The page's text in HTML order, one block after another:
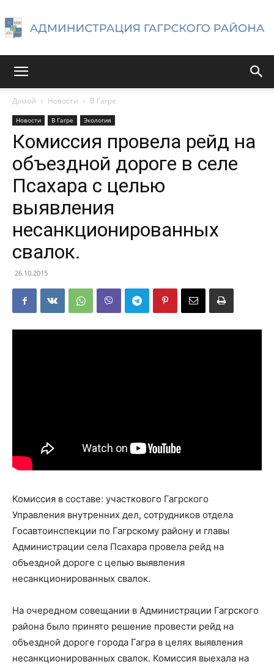
района
Домой Новости В Гагре
Новости В Гагре Экология
Комиссия провела рейд на
объездной дороге в селе
Псахара с целью
выявления
несанкционированных
свалок.
26.10.2015
Комиссия в составе: участкового Гагрского
Управления внутренних дел, сотрудников отдела
Госавтоинспекции по Гагрскому району и главы
Администрации села Псахара провела рейд на
объездной дороге с целью выявления
несанкционированных свалок.
На очередном совещании в Администрации Гагрского
района было принято решение провести рейд на
объездной дороге города Гагра в целях выявления
несанкционированных свалок. Комиссия выехала на